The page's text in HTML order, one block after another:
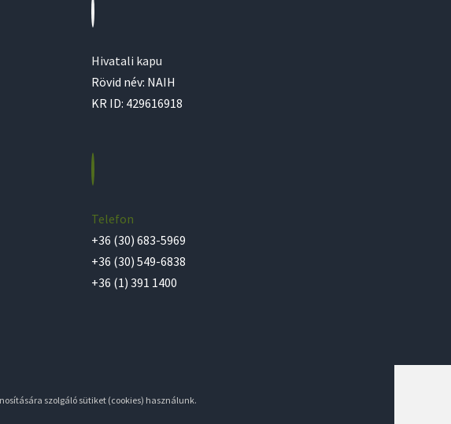
Hivatali kapu
Rövid név: NAIH
KR ID: 429616918
Telefon
+36 (30) 683-5969
+36 (30) 549-6838
+36 (1) 391 1400
szolgáló sütiket (cookies) használunk.